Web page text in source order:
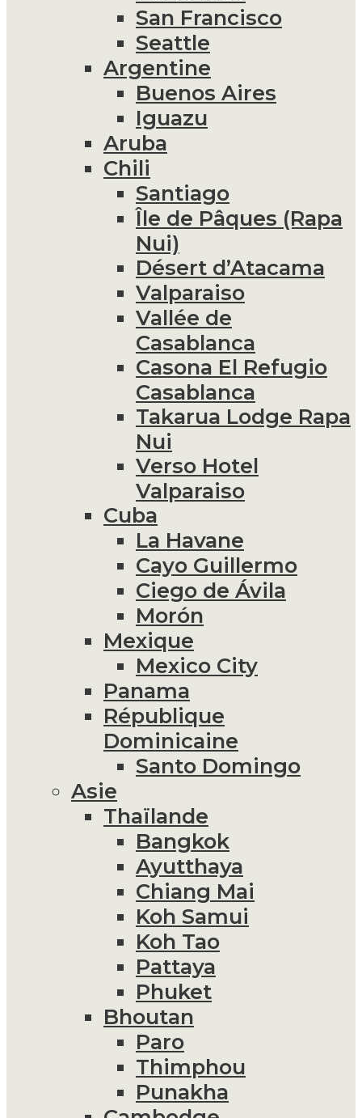
San Francisco
Seattle
Argentine
Buenos Aires
Iguazu
Aruba
Chili
Santiago
Île de Pâques (Rapa
Nui)
Désert d’Atacama
Valparaiso
Vallée de
Casablanca
Casona El Refugio
Casablanca
Takarua Lodge Rapa
Nui
Verso Hotel
Valparaiso
Cuba
La Havane
Cayo Guillermo
Ciego de Ávila
Morón
Mexique
Mexico City
Panama
République
Dominicaine
Santo Domingo
Asie
Thaïlande
Bangkok
Ayutthaya
Chiang Mai
Koh Samui
Koh Tao
Pattaya
Phuket
Bhoutan
Paro
Thimphou
Punakha